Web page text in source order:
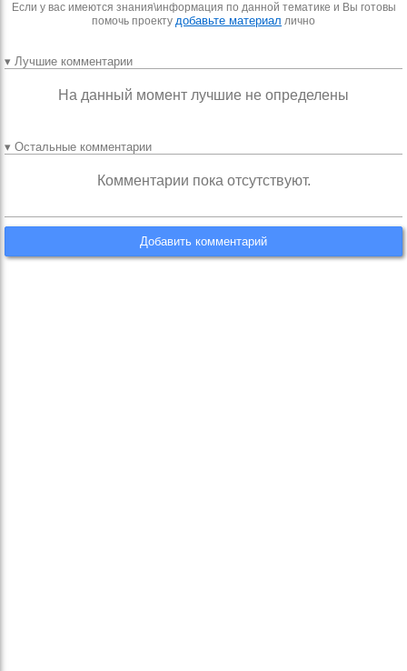
Если у вас имеются знания\информация по данной тематике и Вы готовы
помочь проекту добавьте материал лично
▾ Лучшие комментарии
На данный момент лучшие не определены
▾ Остальные комментарии
Комментарии пока отсутствуют.
Добавить комментарий